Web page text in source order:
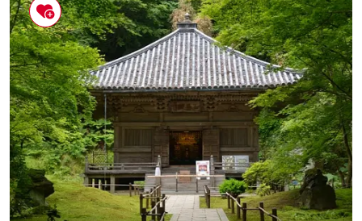
り、お子さま連れのお客さまに人気の観光スポットです。